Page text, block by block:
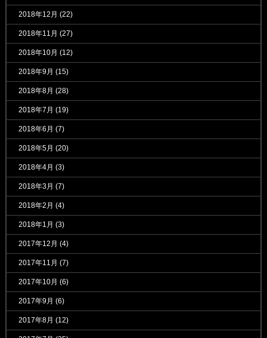
2018年12月 (22)
2018年11月 (27)
2018年10月 (12)
2018年9月 (15)
2018年8月 (28)
2018年7月 (19)
2018年6月 (7)
2018年5月 (20)
2018年4月 (3)
2018年3月 (7)
2018年2月 (4)
2018年1月 (3)
2017年12月 (4)
2017年11月 (7)
2017年10月 (6)
2017年9月 (6)
2017年8月 (12)